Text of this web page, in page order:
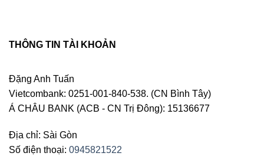
THÔNG TIN TÀI KHOẢN
Đặng Anh Tuấn
Vietcombank: 0251-001-840-538. (CN Bình Tây)
Á CHÂU BANK (ACB - CN Trị Đông): 15136677
Địa chỉ: Sài Gòn
Số điện thoại: 0945821522